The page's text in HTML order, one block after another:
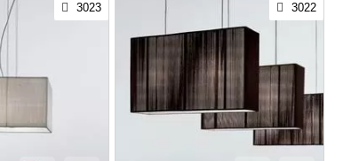
3023 3022